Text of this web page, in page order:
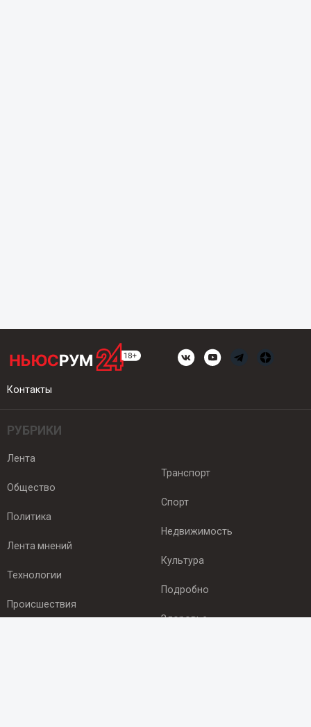
Контакты
РУБРИКИ
Лента
Общество
Политика
Лента мнений
Технологии
Происшествия
Транспорт
Спорт
Недвижимость
Культура
Подробно
Здоровье